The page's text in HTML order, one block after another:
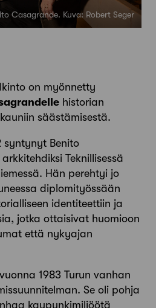
Casagrande. Kuva: Robert Seger
on myönnetty
historian
säästämisestä.
syntynyt Benito
Teknillisessä
Hän perehtyi jo
diplomityössään
identiteettiin ja
jotka ottaisivat huomioon
että nykyajan
1983 Turun vanhan
Se oli pohja
kaupunkimiljöötä